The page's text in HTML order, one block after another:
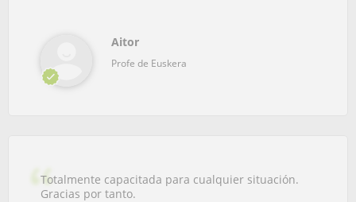
Aitor
Profe de Euskera
Totalmente capacitada para cualquier situación.
Gracias por tanto.